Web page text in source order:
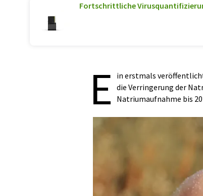
Fortschrittliche
E
in erstmals
die Verringerung der
Natriumaufnahme bis